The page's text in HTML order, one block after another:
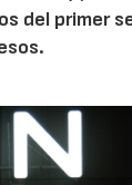
del primer